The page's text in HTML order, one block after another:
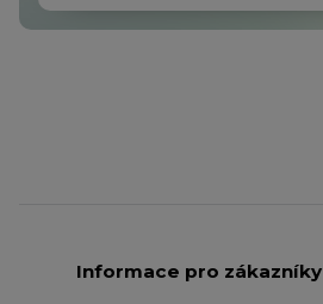
Informace pro zákazníky